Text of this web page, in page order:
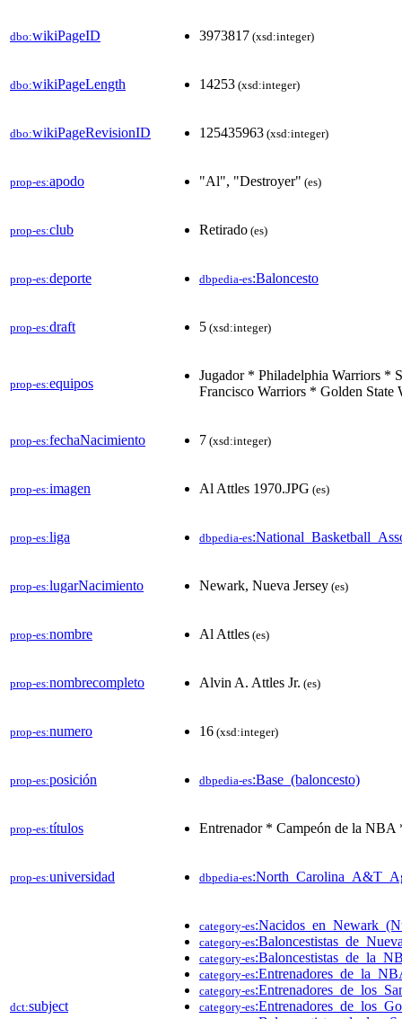
dbo:wikiPageID 3973817 (xsd:integer)
dbo:wikiPageLength 14253 (xsd:integer)
dbo:wikiPageRevisionID 125435963 (xsd:integer)
prop-es:apodo "Al", "Destroyer" (es)
prop-es:club Retirado (es)
prop-es:deporte dbpedia-es:Baloncesto
prop-es:draft 5 (xsd:integer)
prop-es:equipos
Jugador * Philadelphia Warriors *
Francisco Warriors * Golden State
prop-es:fechaNacimiento 7 (xsd:integer)
prop-es:imagen Al Attles 1970.JPG (es)
prop-es:liga dbpedia-es
prop-es:lugarNacimiento Newark, Nueva Jersey (es)
prop-es:nombre Al Attles (es)
prop-es:nombrecompleto Alvin A. Attles Jr. (es)
prop-es:numero 16 (xsd:integer)
prop-es:posición dbpedia-es:Base_(baloncesto)
prop-es:títulos Entrenador * Campeón de la NBA
prop-es:universidad dbpedia-es
dct:subject
category-es
category-es
category-es
category-es
category-es
category-es